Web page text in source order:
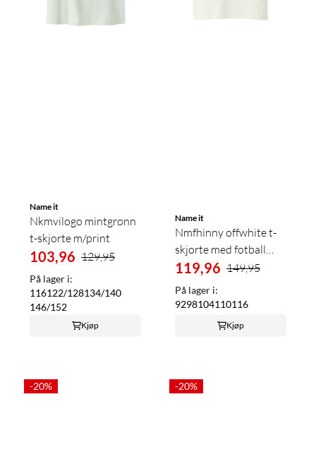
Name it
Nkmvilogo mintgrønn
t-skjorte m/print
103,96 129,95
På lager i:
116122/128134/140
146/152
Kjøp
Name it
Nmfhinny offwhite t-
skjorte med fotball
print
119,96 149,95
På lager i:
9298104110116
Kjøp
-20% -20%